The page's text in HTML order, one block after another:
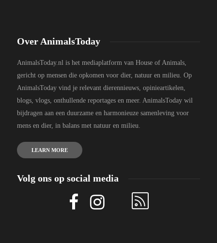
Over AnimalsToday
AnimalsToday.nl is het mediaplatform van House of Animals,
gericht op mensen die opkomen voor dier, natuur en milieu. Op
AnimalsToday vind je relevant dierennieuws, opinieartikelen,
blogs, vlogs, onthullende reportages en meer. AnimalsToday wil
bijdragen aan een duurzame en harmonieuze samenleving voor
mens en dier, in balans met natuur en milieu.
LEARN MORE
Volg ons op social media